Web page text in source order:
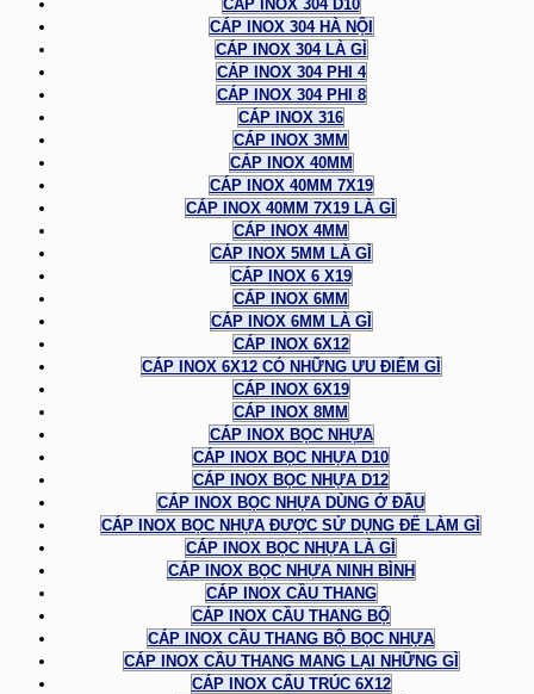
CÁP INOX 304 D10
CÁP INOX 304 HÀ NỘI
CÁP INOX 304 LÀ GÌ
CÁP INOX 304 PHI 4
CÁP INOX 304 PHI 8
CÁP INOX 316
CÁP INOX 3MM
CÁP INOX 40MM
CÁP INOX 40MM 7X19
CÁP INOX 40MM 7X19 LÀ GÌ
CÁP INOX 4MM
CÁP INOX 5MM LÀ GÌ
CÁP INOX 6 X19
CÁP INOX 6MM
CÁP INOX 6MM LÀ GÌ
CÁP INOX 6X12
CÁP INOX 6X12 CÓ NHỮNG ƯU ĐIỂM GÌ
CÁP INOX 6X19
CÁP INOX 8MM
CÁP INOX BỌC NHỰA
CÁP INOX BỌC NHỰA D10
CÁP INOX BỌC NHỰA D12
CÁP INOX BỌC NHỰA DÙNG Ở ĐÂU
CÁP INOX BỌC NHỰA ĐƯỢC SỬ DỤNG ĐỂ LÀM GÌ
CÁP INOX BỌC NHỰA LÀ GÌ
CÁP INOX BỌC NHỰA NINH BÌNH
CÁP INOX CẦU THANG
CÁP INOX CẦU THANG BỘ
CÁP INOX CẦU THANG BỘ BỌC NHỰA
CÁP INOX CẦU THANG MANG LẠI NHỮNG GÌ
CÁP INOX CẤU TRÚC 6X12